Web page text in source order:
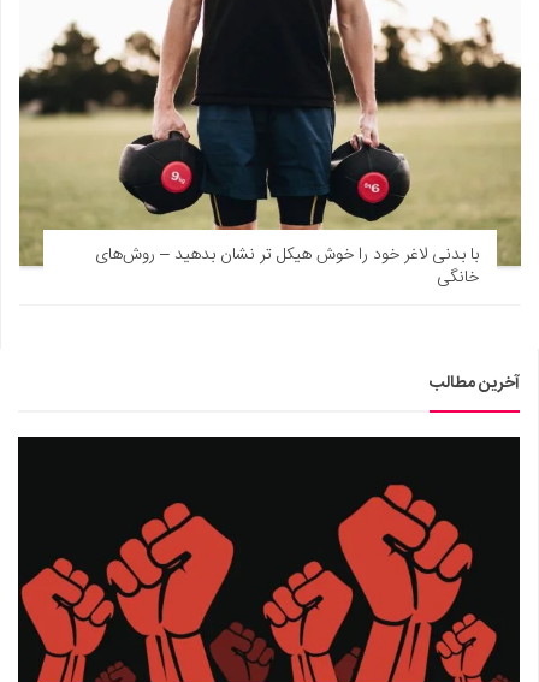
با بدنی لاغر خود را خوش هیکل تر نشان بدهید – روش‌های
خانگی
آخرین مطالب